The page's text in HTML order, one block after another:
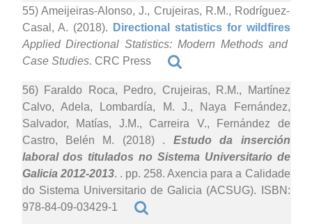
55) Ameijeiras-Alonso, J., Crujeiras, R.M., Rodríguez-
Casal, A. (2018).
Directional statistics for wildfires
Applied Directional Statistics: Modern Methods and
Case Studies. CRC Press
56) Faraldo Roca, Pedro, Crujeiras, R.M., Martínez
Calvo, Adela, Lombardía, M. J., Naya Fernández,
Salvador, Matías, J.M., Carreira V., Fernández de
Castro, Belén M. (2018) . Estudo da inserción
laboral dos titulados no Sistema Universitario de
Galicia 2012-2013. . pp. 258. Axencia para a Calidade
do Sistema Universitario de Galicia (ACSUG). ISBN:
978-84-09-03429-1